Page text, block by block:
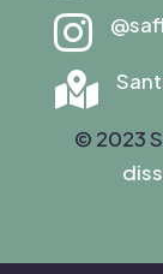


© 2023